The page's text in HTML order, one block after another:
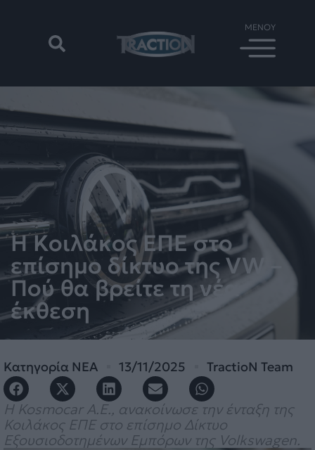
Η Κοιλάκος ΕΠΕ στο
επίσημο δίκτυο της VW –
Πού θα βρείτε τη νέα
έκθεση
Κατηγορία ΝΕΑ 13/11/2025 TractioN Team
Η Kosmocar Α.Ε., ανακοίνωσε την ένταξη της
Κοιλάκος ΕΠΕ στο επίσημο Δίκτυο
Εξουσιοδοτημένων Εμπόρων της Volkswagen.